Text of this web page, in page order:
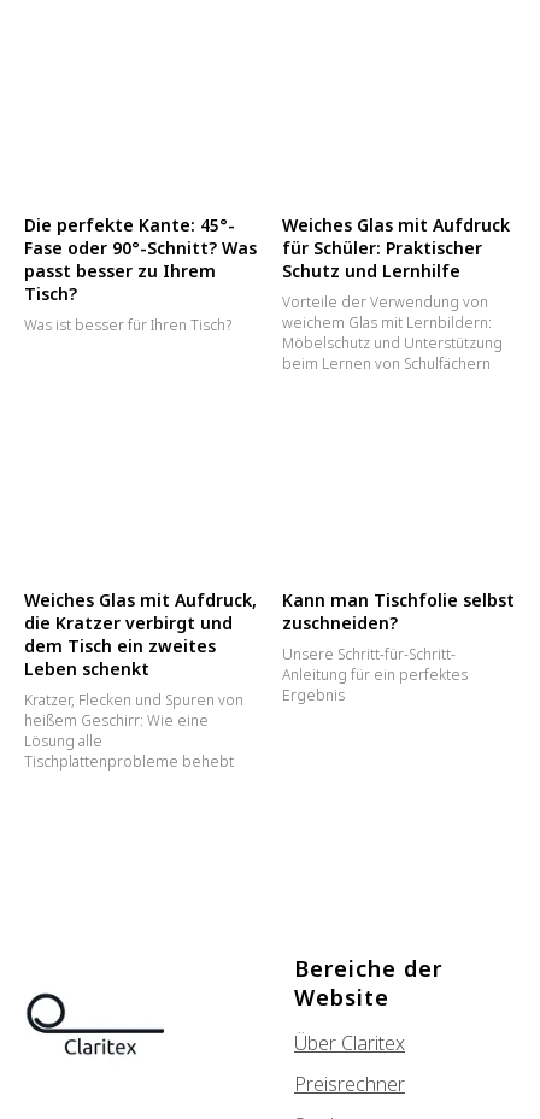
Die perfekte Kante: 45°-
Fase oder 90°-Schnitt? Was
passt besser zu Ihrem
Tisch?
Was ist besser für Ihren Tisch?
Weiches Glas mit Aufdruck
für Schüler: Praktischer
Schutz und Lernhilfe
Vorteile der Verwendung von
weichem Glas mit Lernbildern:
Möbelschutz und Unterstützung
beim Lernen von Schulfächern
Weiches Glas mit Aufdruck,
die Kratzer verbirgt und
dem Tisch ein zweites
Leben schenkt
Kratzer, Flecken und Spuren von
heißem Geschirr: Wie eine
Lösung alle
Tischplattenprobleme behebt
Kann man Tischfolie selbst
zuschneiden?
Unsere Schritt-für-Schritt-
Anleitung für ein perfektes
Ergebnis
Bereiche der
Website
Über Claritex
Preisrechner